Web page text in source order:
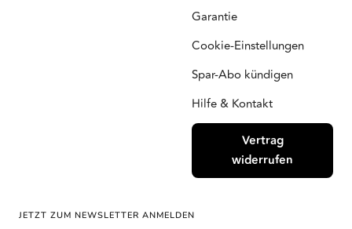
Garantie
Cookie-Einstellungen
Spar-Abo kündigen
Hilfe & Kontakt
Vertrag
widerrufen
JETZT ZUM NEWSLETTER ANMELDEN